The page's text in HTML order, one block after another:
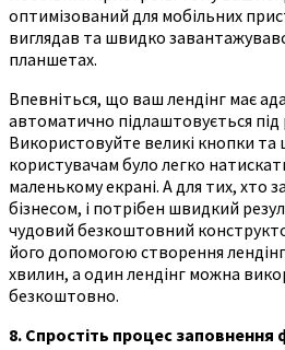
оптимізований для мобільних
виглядав та швидко
планшетах.
Впевніться, що ваш лендінг має
автоматично підлаштовується під
Використовуйте великі кнопки
користувачам було легко
маленькому екрані. А для тих, хто
бізнесом, і потрібен швидкий
чудовий безкоштовний
його допомогою створення
хвилин, а один лендінг можна
безкоштовно.
8. Спростіть процес заповнення